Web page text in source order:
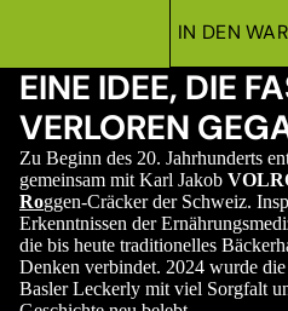
IN DEN
EINE IDEE, DIE
VERLOREN
Zu Beginn des 20. Jahrhunderts
gemeinsam mit Karl Jakob
Roggen-Cräcker der Schweiz.
Erkenntnissen der
die bis heute traditionelles
Denken verbindet. 2024 wurde
Basler Leckerly mit viel Sorgfalt